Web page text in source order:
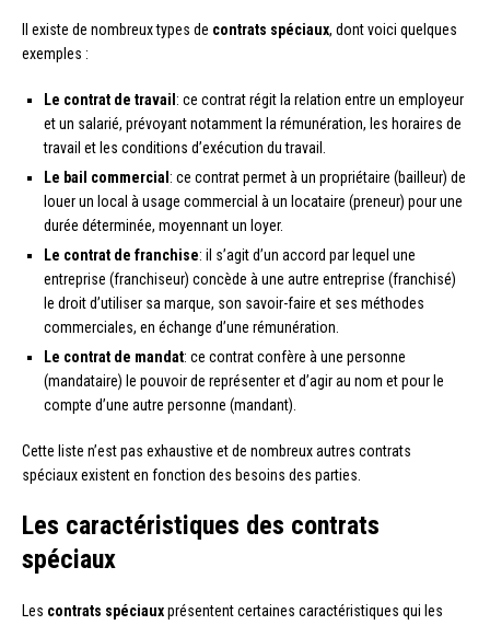
Il existe de nombreux types de contrats spéciaux, dont voici quelques
exemples :
Le contrat de travail : ce contrat régit la relation entre un employeur
et un salarié, prévoyant notamment la rémunération, les horaires de
travail et les conditions d’exécution du travail.
Le bail commercial : ce contrat permet à un propriétaire (bailleur) de
louer un local à usage commercial à un locataire (preneur) pour une
durée déterminée, moyennant un loyer.
Le contrat de franchise: il s’agit d’un accord par lequel une
entreprise (franchiseur) concède à une autre entreprise (franchisé)
le droit d’utiliser sa marque, son savoir-faire et ses méthodes
commerciales, en échange d’une rémunération.
Le contrat de mandat: ce contrat confère à une personne
(mandataire) le pouvoir de représenter et d’agir au nom et pour le
compte d’une autre personne (mandant).
Cette liste n’est pas exhaustive et de nombreux autres contrats
spéciaux existent en fonction des besoins des parties.
Les caractéristiques des contrats
spéciaux
Les contrats spéciauxprésentent certaines caractéristiques qui les